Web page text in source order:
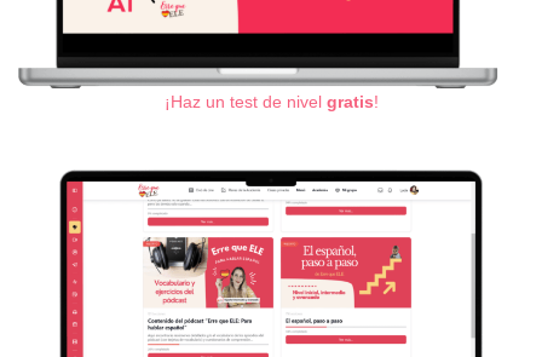
¡Haz un test de nivel gratis!